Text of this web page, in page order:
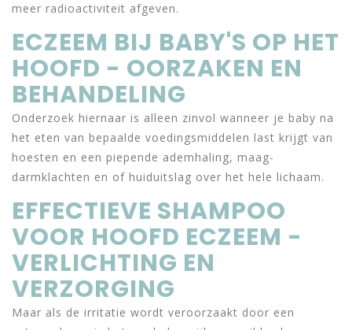
meer radioactiviteit afgeven.
ECZEEM BIJ BABY'S OP HET
HOOFD - OORZAKEN EN
BEHANDELING
Onderzoek hiernaar is alleen zinvol wanneer je baby na
het eten van bepaalde voedingsmiddelen last krijgt van
hoesten en een piepende ademhaling, maag-
darmklachten en of huiduitslag over het hele lichaam.
EFFECTIEVE SHAMPOO
VOOR HOOFD ECZEEM -
VERLICHTING EN
VERZORGING
Maar als de irritatie wordt veroorzaakt door een